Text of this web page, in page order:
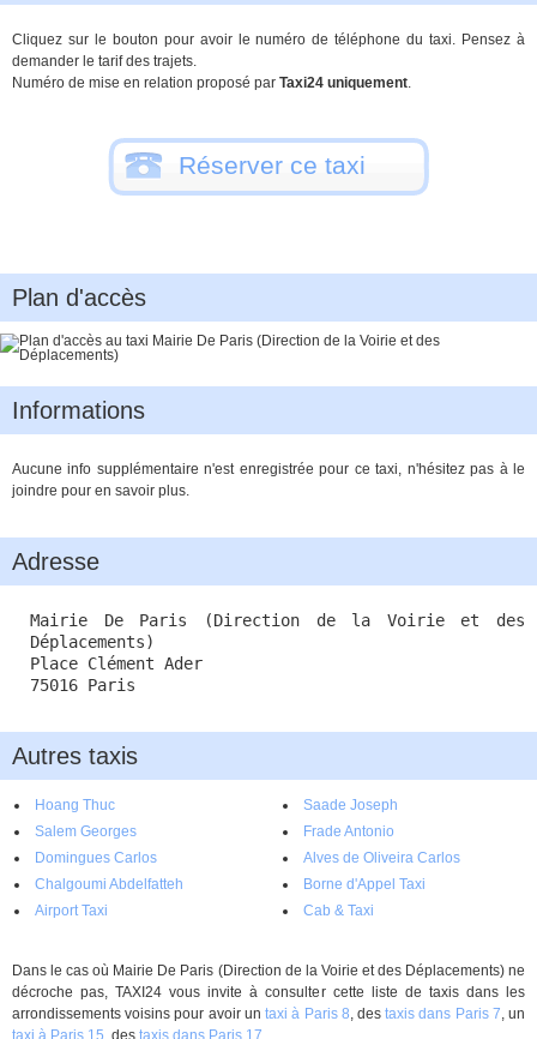
Cliquez sur le bouton pour avoir le numéro de téléphone du taxi. Pensez à
demander le tarif des trajets.
Numéro de mise en relation proposé par Taxi24 uniquement.
Réserver ce taxi
Plan d'accès
Informations
Aucune info supplémentaire n'est enregistrée pour ce taxi, n'hésitez pas à le
joindre pour en savoir plus.
Adresse
Mairie De Paris (Direction de la Voirie et des
Déplacements)
Place Clément Ader
75016 Paris
Autres taxis
Hoang Thuc
Saade Joseph
Salem Georges
Frade Antonio
Domingues Carlos
Alves de Oliveira Carlos
Chalgoumi Abdelfatteh
Borne d'Appel Taxi
Airport Taxi
Cab & Taxi
Dans le cas où Mairie De Paris (Direction de la Voirie et des Déplacements) ne
décroche pas, TAXI24 vous invite à consulter cette liste de taxis dans les
arrondissements voisins pour avoir untaxi à Paris 8, destaxis dans Paris 7, un
taxi à Paris 15 , des taxis dans Paris 17